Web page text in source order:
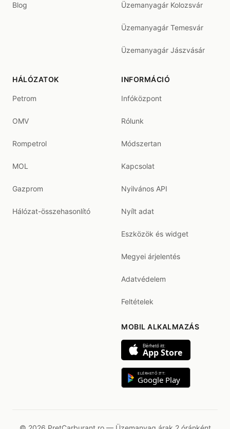
Blog Üzemanyagár Kolozsvár
Üzemanyagár Temesvár
Üzemanyagár Jászvásár
HÁLÓZATOK
Petrom
OMV
Rompetrol
MOL
Gazprom
Hálózat-összehasonlító
INFORMÁCIÓ
Infóközpont
Rólunk
Módszertan
Kapcsolat
Nyilvános API
Nyílt adat
Eszközök és widget
Megyei árjelentés
Adatvédelem
Feltételek
MOBIL ALKALMAZÁS
Elérhető itt:
App Store
ELÉRHETŐ ITT:
Google Play